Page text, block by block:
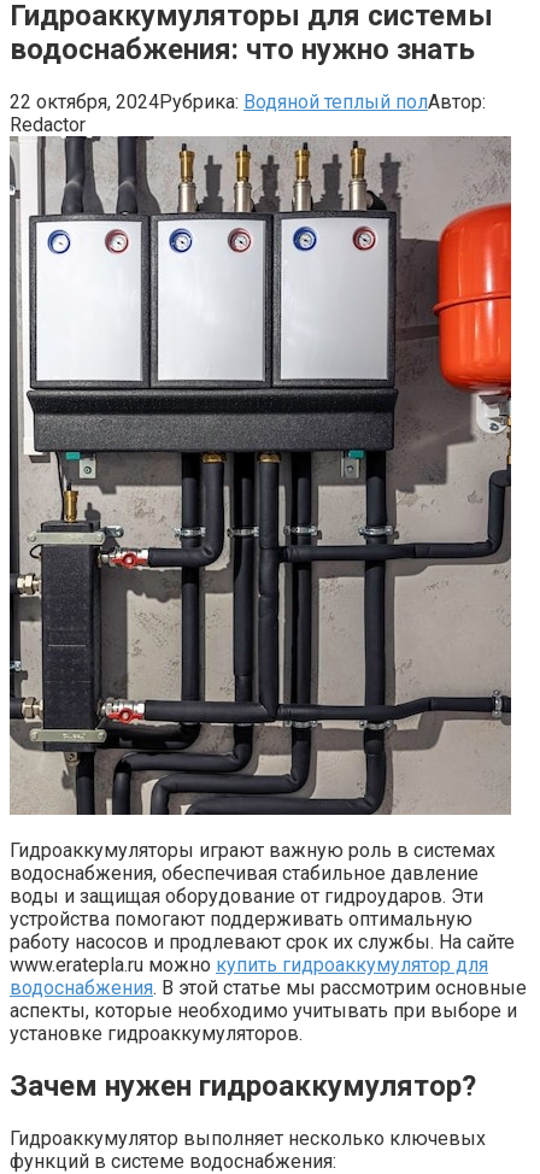
Гидроаккумуляторы для системы
водоснабжения: что нужно знать
22 октября, 2024Рубрика: Водяной теплый полАвтор:
Redactor
Гидроаккумуляторы играют важную роль в системах
водоснабжения, обеспечивая стабильное давление
воды и защищая оборудование от гидроударов. Эти
устройства помогают поддерживать оптимальную
работу насосов и продлевают срок их службы. На сайте
www.eratepla.ru можно купить гидроаккумулятор для
водоснабжения. В этой статье мы рассмотрим основные
аспекты, которые необходимо учитывать при выборе и
установке гидроаккумуляторов.
Зачем нужен гидроаккумулятор?
Гидроаккумулятор выполняет несколько ключевых
функций в системе водоснабжения: